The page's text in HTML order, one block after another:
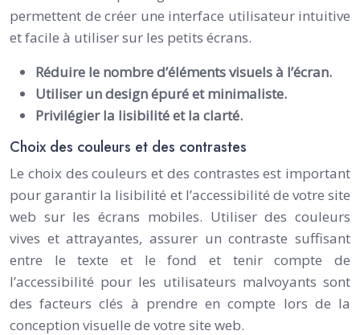
permettent de créer une interface utilisateur intuitive
et facile à utiliser sur les petits écrans.
Réduire le nombre d’éléments visuels à l’écran.
Utiliser un design épuré et minimaliste.
Privilégier la lisibilité et la clarté.
Choix des couleurs et des contrastes
Le choix des couleurs et des contrastes est important
pour garantir la lisibilité et l’accessibilité de votre site
web sur les écrans mobiles. Utiliser des couleurs
vives et attrayantes, assurer un contraste suffisant
entre le texte et le fond et tenir compte de
l’accessibilité pour les utilisateurs malvoyants sont
des facteurs clés à prendre en compte lors de la
conception visuelle de votre site web.